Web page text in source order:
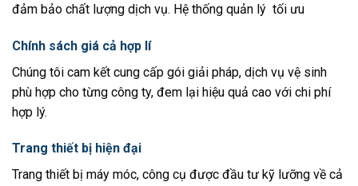
đảm bảo chất lượng dịch vụ. Hệ thống quản lý tối ưu
Chính sách giá cả hợp lí
Chúng tôi cam kết cung cấp gói giải pháp, dịch vụ vệ sinh
phù hợp cho từng công ty, đem lại hiệu quả cao với chi phí
hợp lý.
Trang thiết bị hiện đại
Trang thiết bị máy móc, công cụ được đầu tư kỹ lưỡng về cả